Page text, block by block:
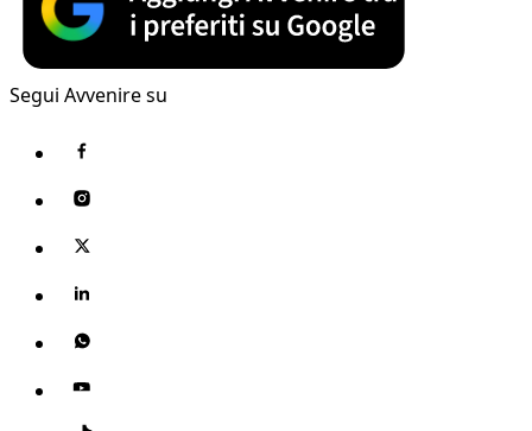
Segui Avvenire su